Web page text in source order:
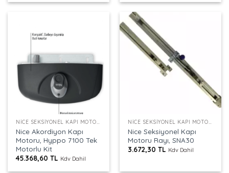
NICE SEKSIYONEL KAPI MOTORU
Nice Akordiyon Kapı
Motoru, Hyppo 7100 Tek
Motorlu Kit
45.368,60TL Kdv Dahil
NICE SEKSIYONEL KAPI MOTORU
Nice Seksiyonel Kapı
Motoru Rayı, SNA30
3.672,30TL Kdv Dahil